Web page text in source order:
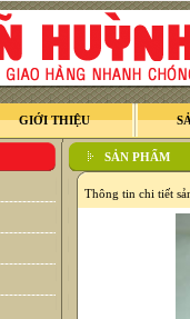
GIỚI THIỆU
SẢN PHẨM
Thông tin chi tiết